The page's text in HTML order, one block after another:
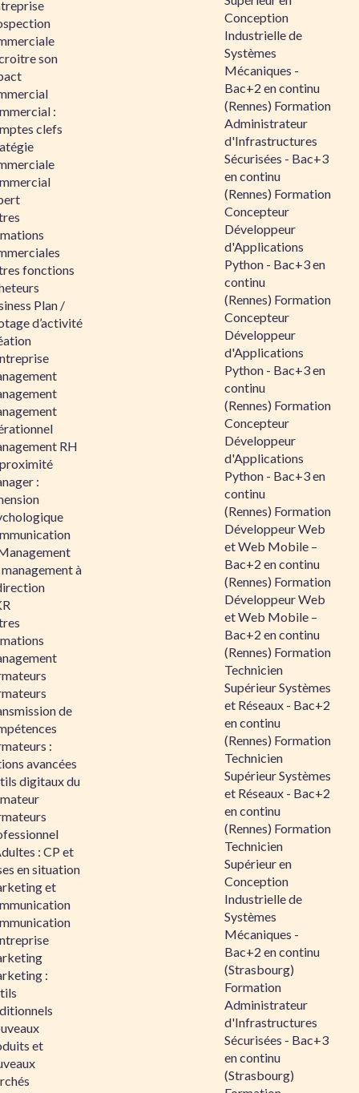
son
:
clefs
fonctions
Plan /
d’activité
RH
:
à
de
:
avancées
digitaux du
: CP et
en situation
et
:
et
Conception
Industrielle de
Systèmes
Mécaniques -
Bac+2 en continu
(Rennes) Formation
Administrateur
d'Infrastructures
Sécurisées - Bac+3
en continu
(Rennes) Formation
Concepteur
Développeur
d'Applications
Python - Bac+3 en
continu
(Rennes) Formation
Concepteur
Développeur
d'Applications
Python - Bac+3 en
continu
(Rennes) Formation
Concepteur
Développeur
d'Applications
Python - Bac+3 en
continu
(Rennes) Formation
Développeur Web
et Web Mobile –
Bac+2 en continu
(Rennes) Formation
Développeur Web
et Web Mobile –
Bac+2 en continu
(Rennes) Formation
Technicien
Supérieur Systèmes
et Réseaux - Bac+2
en continu
(Rennes) Formation
Technicien
Supérieur Systèmes
et Réseaux - Bac+2
en continu
(Rennes) Formation
Technicien
Supérieur en
Conception
Industrielle de
Systèmes
Mécaniques -
Bac+2 en continu
(Strasbourg)
Formation
Administrateur
d'Infrastructures
Sécurisées - Bac+3
en continu
(Strasbourg)